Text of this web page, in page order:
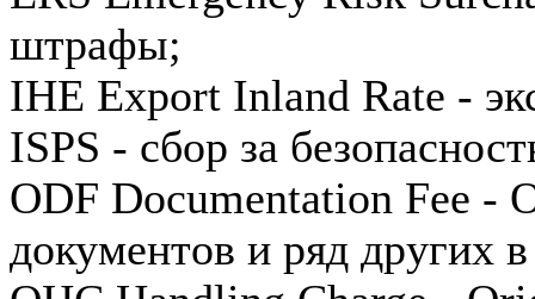
штрафы;
IHE Export Inland Rate -
ISPS - сбор за
ODF Documentation Fee -
документов и ряд других